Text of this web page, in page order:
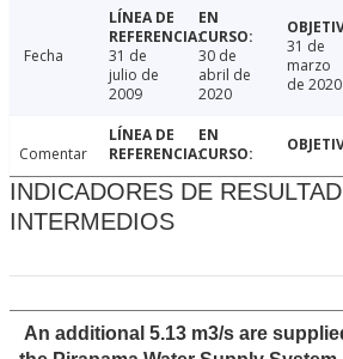
Fecha
31 de
julio de
2009
30 de
abril de
2020
31 de
marzo
de 2020
Comentar
INDICADORES DE
INTERMEDIOS
An additional 5.13 m3/s are